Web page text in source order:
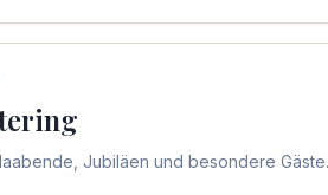
Jubiläen und besondere Gäste.